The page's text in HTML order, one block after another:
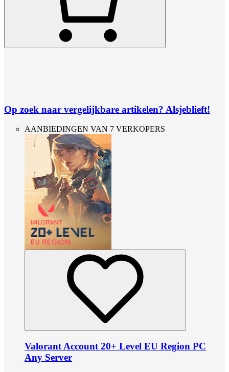
Op zoek naar vergelijkbare artikelen? Alsjeblieft!
AANBIEDINGEN VAN 7 VERKOPERS
Valorant Account 20+ Level EU Region PC
Any Server